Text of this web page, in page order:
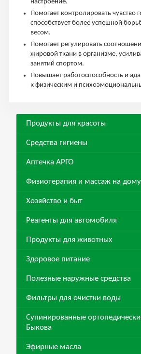
настроение.
Помогает контролировать чувство
способствует более успешной
весом.
Помогает регулировать
жировой ткани в организме,
занятий спортом.
Повышает работоспособность и
к физическим и
Продукты для красоты
Средства гигиены
Аптечка АРГО
Физиотерапия и массаж на дому
Хозяйство и быт
Реагенты для автомобиля
Продукты для животных
Здоровое питание
Полезные наружные средства
Фильтры для очистки воды
Супинированные
Быкова
Эфирные масла